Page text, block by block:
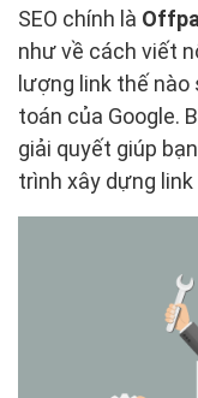
SEO chính là
như về cách viết
lượng link thế
toán của Google.
giải quyết giúp
trình xây dựng